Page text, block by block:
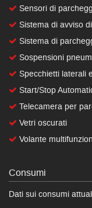
Sensori di
Sistema di avviso
Sistema di
Sospensioni
Specchietti laterali
Start/Stop
Telecamera per
Vetri oscurati
Volante
Consumi
Dati sui consumi